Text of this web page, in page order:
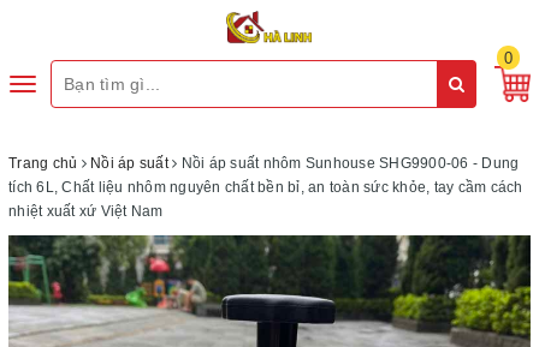
Toggle
0
Trang chủ Nồi áp suất
Nồi áp suất nhôm Sunhouse SHG9900-06 - Dung
tích 6L, Chất liệu nhôm nguyên chất bền bỉ, an toàn sức khỏe, tay cầm cách
nhiệt xuất xứ Việt Nam